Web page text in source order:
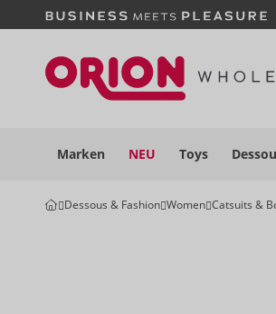
Marken NEU Toys
Dessous & Fashion Women Catsuits &